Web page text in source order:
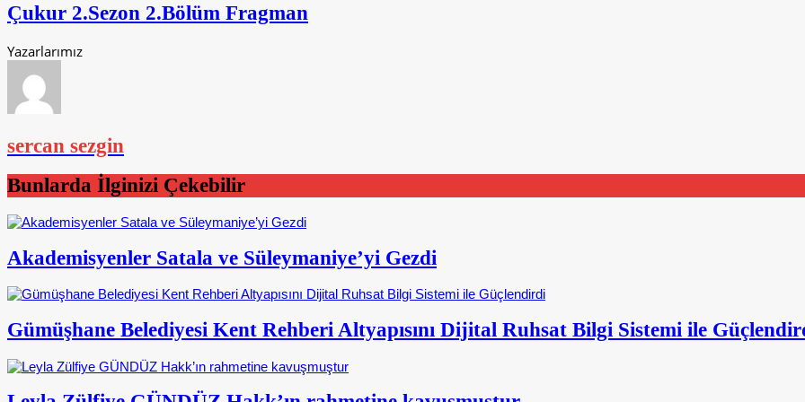
Çukur 2.Sezon 2.Bölüm Fragman
Yazarlarımız
sercan sezgin
Bunlarda İlginizi Çekebilir
Akademisyenler Satala ve Süleymaniye’yi Gezdi
Gümüşhane Belediyesi Kent Rehberi Altyapısını Dijital Ruhsat Bilgi Sistemi ile